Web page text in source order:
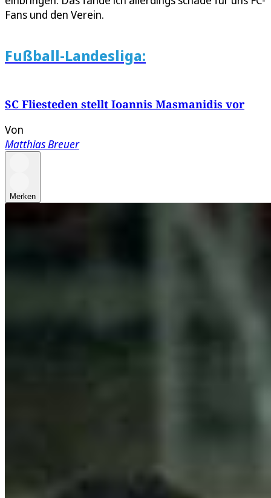
Fans und den Verein.
Fußball-Landesliga:
SC Fliesteden stellt Ioannis Masmanidis vor
Von
Matthias Breuer
Merken